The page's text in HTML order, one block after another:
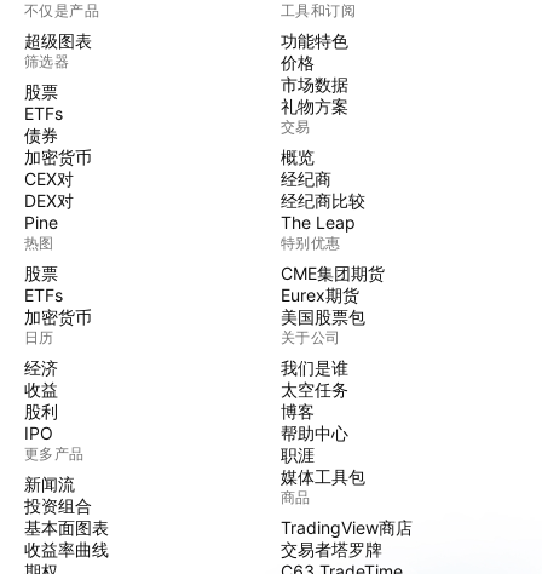
不仅是产品
超级图表
筛选器
股票
ETFs
债券
加密货币
CEX对
DEX对
Pine
热图
股票
ETFs
加密货币
日历
经济
收益
股利
IPO
更多产品
新闻流
投资组合
基本面图表
收益率曲线
工具和订阅
功能特色
价格
市场数据
礼物方案
交易
概览
经纪商
经纪商比较
The Leap
特别优惠
CME集团期货
Eurex期货
美国股票包
关于公司
我们是谁
太空任务
博客
帮助中心
职涯
媒体工具包
商品
TradingView商店
交易者塔罗牌